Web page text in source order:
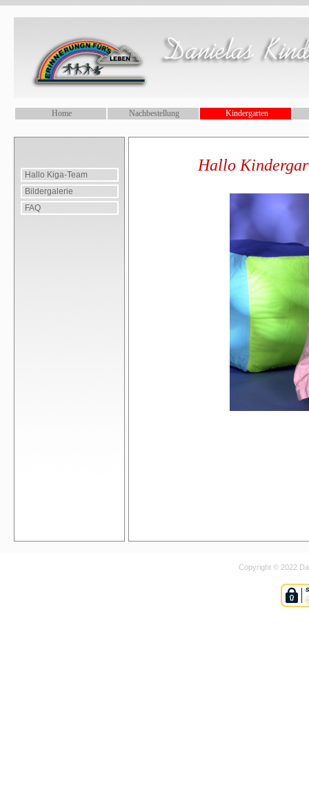
Home Nachbestellung Kindergarten
Hallo Kiga-Team
Bildergalerie
FAQ
Hallo
Copyright © 2022